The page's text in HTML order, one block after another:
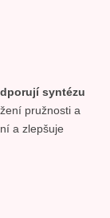
syntézu
pružnosti a
a zlepšuje